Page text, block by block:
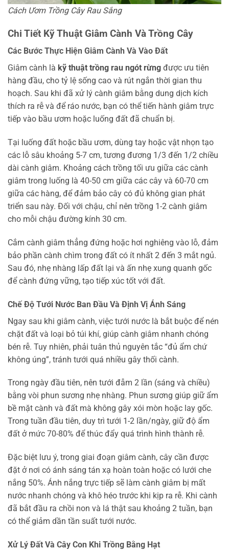
Cách Ươm Trồng Cây Rau Sắng
Chi Tiết Kỹ Thuật Giâm Cành Và Trồng Cây
Các Bước Thực Hiện Giâm Cành Và Vào Đất
Giâm cành là kỹ thuật trồng rau ngót rừng được ưu tiên
hàng đầu, cho tỷ lệ sống cao và rút ngắn thời gian thu
hoạch. Sau khi đã xử lý cành giâm bằng dung dịch kích
thích ra rễ và để ráo nước, bạn có thể tiến hành giâm trực
tiếp vào bầu ươm hoặc luống đất đã chuẩn bị.
Tại luống đất hoặc bầu ươm, dùng tay hoặc vật nhọn tạo
các lỗ sâu khoảng 5-7 cm, tương đương 1/3 đến 1/2 chiều
dài cành giâm. Khoảng cách trồng tối ưu giữa các cành
giâm trong luống là 40-50 cm giữa các cây và 60-70 cm
giữa các hàng, để đảm bảo cây có đủ không gian phát
triển sau này. Đối với chậu, chỉ nên trồng 1-2 cành giâm
cho mỗi chậu đường kính 30 cm.
Cắm cành giâm thẳng đứng hoặc hơi nghiêng vào lỗ, đảm
bảo phần cành chìm trong đất có ít nhất 2 đến 3 mắt ngủ.
Sau đó, nhẹ nhàng lấp đất lại và ấn nhẹ xung quanh gốc
để cành đứng vững, tạo tiếp xúc tốt với đất.
Chế Độ Tưới Nước Ban Đầu Và Định Vị Ánh Sáng
Ngay sau khi giâm cành, việc tưới nước là bắt buộc để nén
chặt đất và loại bỏ túi khí, giúp cành giâm nhanh chóng
bén rễ. Tuy nhiên, phải tuân thủ nguyên tắc “đủ ẩm chứ
không úng”, tránh tưới quá nhiều gây thối cành.
Trong ngày đầu tiên, nên tưới đẫm 2 lần (sáng và chiều)
bằng vòi phun sương nhẹ nhàng. Phun sương giúp giữ ẩm
bề mặt cành và đất mà không gây xói mòn hoặc lay gốc.
Trong tuần đầu tiên, duy trì tưới 1-2 lần/ngày, giữ độ ẩm
đất ở mức 70-80% để thúc đẩy quá trình hình thành rễ.
Đặc biệt lưu ý, trong giai đoạn giâm cành, cây cần được
đặt ở nơi có ánh sáng tán xạ hoàn toàn hoặc có lưới che
nắng 50%. Ánh nắng trực tiếp sẽ làm cành giâm bị mất
nước nhanh chóng và khô héo trước khi kịp ra rễ. Khi cành
đã bắt đầu ra chồi non và lá thật sau khoảng 2 tuần, bạn
có thể giảm dần tần suất tưới nước.
Xử Lý Đất Và Cây Con Khi Trồng Bằng Hạt